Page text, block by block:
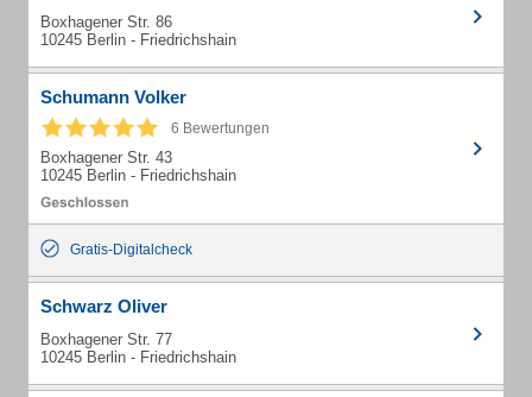
Boxhagener Str. 86
10245 Berlin - Friedrichshain
Schumann Volker
6 Bewertungen
Boxhagener Str. 43
10245 Berlin - Friedrichshain
Gratis-Digitalcheck
Schwarz Oliver
Boxhagener Str. 77
10245 Berlin - Friedrichshain